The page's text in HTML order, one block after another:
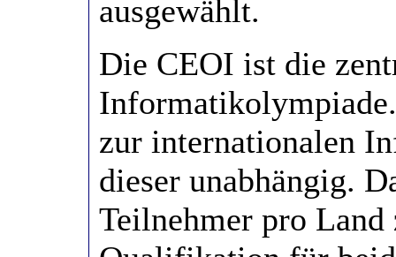
ausgewählt.
Die CEOI ist die
zur internationalen
dieser unabhängig.
Teilnehmer pro Land